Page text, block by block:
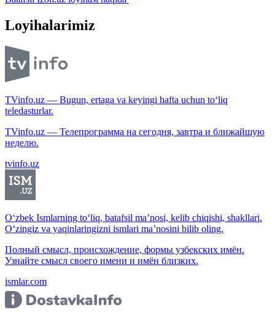
Loyihalarimiz
TVinfo.uz — Bugun, ertaga va keyingi hafta uchun to‘liq
teledasturlar.
TVinfo.uz — Телепрограмма на сегодня, завтра и ближайшую
неделю.
tvinfo.uz
O‘zbek Ismlarning to‘liq, batafsil ma’nosi, kelib chiqishi, shakllari.
O‘zingiz va yaqinlaringizni ismlari ma’nosini bilib oling.
Полный смысл, происхождение, формы узбекских имён.
Узнайте смысл своего имени и имён близких.
ismlar.com